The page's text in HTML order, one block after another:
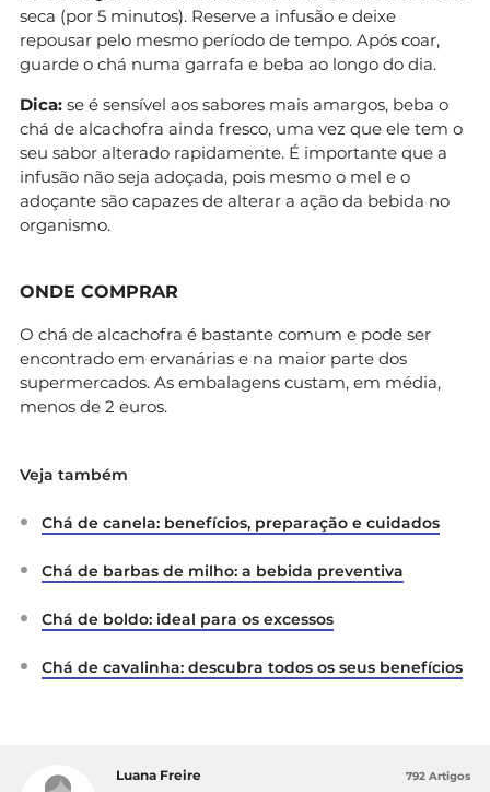
seca (por 5 minutos). Reserve a infusão e deixe
repousar pelo mesmo período de tempo. Após coar,
guarde o chá numa garrafa e beba ao longo do dia.
Dica: se é sensível aos sabores mais amargos, beba o
chá de alcachofra ainda fresco, uma vez que ele tem o
seu sabor alterado rapidamente. É importante que a
infusão não seja adoçada, pois mesmo o mel e o
adoçante são capazes de alterar a ação da bebida no
organismo.
ONDE COMPRAR
O chá de alcachofra é bastante comum e pode ser
encontrado em ervanárias e na maior parte dos
supermercados. As embalagens custam, em média,
menos de 2 euros.
Veja também
Chá de canela: benefícios, preparação e cuidados
Chá de barbas de milho: a bebida preventiva
Chá de boldo: ideal para os excessos
Chá de cavalinha: descubra todos os seus benefícios
Luana Freire 792 Artigos